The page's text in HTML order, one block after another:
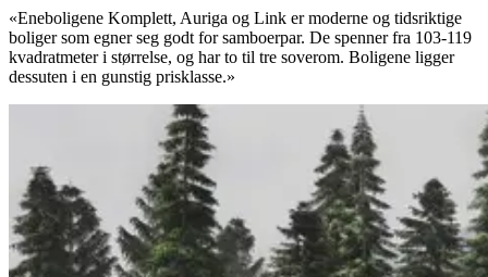
«Eneboligene Komplett, Auriga og Link er moderne og tidsriktige
boliger som egner seg godt for samboerpar. De spenner fra 103-119
kvadratmeter i størrelse, og har to til tre soverom. Boligene ligger
dessuten i en gunstig prisklasse.»